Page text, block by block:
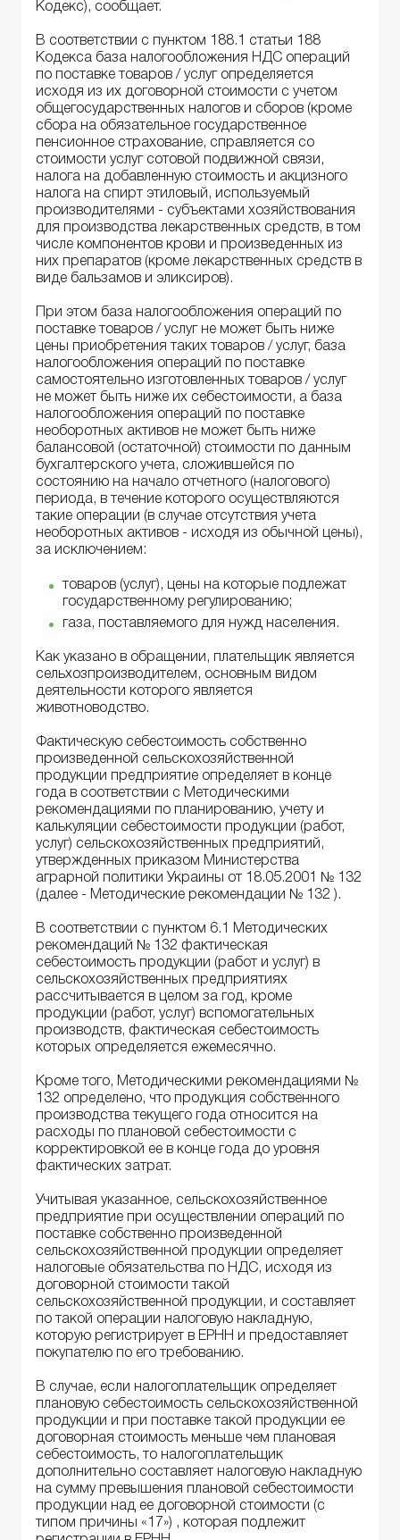
Кодекс), сообщает.
В соответствии с пунктом 188.1 статьи 188
Кодекса база налогообложения НДС операций
по поставке товаров / услуг определяется
исходя из их договорной стоимости с учетом
общегосударственных налогов и сборов (кроме
сбора на обязательное государственное
пенсионное страхование, справляется со
стоимости услуг сотовой подвижной связи,
налога на добавленную стоимость и акцизного
налога на спирт этиловый, используемый
производителями - субъектами хозяйствования
для производства лекарственных средств, в том
числе компонентов крови и произведенных из
них препаратов (кроме лекарственных средств в
виде бальзамов и эликсиров).
При этом база налогообложения операций по
поставке товаров / услуг не может быть ниже
цены приобретения таких товаров / услуг, база
налогообложения операций по поставке
самостоятельно изготовленных товаров / услуг
не может быть ниже их себестоимости, а база
налогообложения операций по поставке
необоротных активов не может быть ниже
балансовой (остаточной) стоимости по данным
бухгалтерского учета, сложившейся по
состоянию на начало отчетного (налогового)
периода, в течение которого осуществляются
такие операции (в случае отсутствия учета
необоротных активов - исходя из обычной цены),
за исключением:
товаров (услуг), цены на которые подлежат
государственному регулированию;
газа, поставляемого для нужд населения.
Как указано в обращении, плательщик является
сельхозпроизводителем, основным видом
деятельности которого является
животноводство.
Фактическую себестоимость собственно
произведенной сельскохозяйственной
продукции предприятие определяет в конце
года в соответствии с Методическими
рекомендациями по планированию, учету и
калькуляции себестоимости продукции (работ,
услуг) сельскохозяйственных предприятий,
утвержденных приказом Министерства
аграрной политики Украины от 18.05.2001 № 132
(далее - Методические рекомендации № 132 ).
В соответствии с пунктом 6.1 Методических
рекомендаций № 132 фактическая
себестоимость продукции (работ и услуг) в
сельскохозяйственных предприятиях
рассчитывается в целом за год, кроме
продукции (работ, услуг) вспомогательных
производств, фактическая себестоимость
которых определяется ежемесячно.
Кроме того, Методическими рекомендациями №
132 определено, что продукция собственного
производства текущего года относится на
расходы по плановой себестоимости с
корректировкой ее в конце года до уровня
фактических затрат.
Учитывая указанное, сельскохозяйственное
предприятие при осуществлении операций по
поставке собственно произведенной
сельскохозяйственной продукции определяет
налоговые обязательства по НДС, исходя из
договорной стоимости такой
сельскохозяйственной продукции, и составляет
по такой операции налоговую накладную,
которую регистрирует в ЕРНН и предоставляет
покупателю по его требованию.
В случае, если налогоплательщик определяет
плановую себестоимость сельскохозяйственной
продукции и при поставке такой продукции ее
договорная стоимость меньше чем плановая
себестоимость, то налогоплательщик
дополнительно составляет налоговую накладную
на сумму превышения плановой себестоимости
продукции над ее договорной стоимости (с
типом причины «17») , которая подлежит